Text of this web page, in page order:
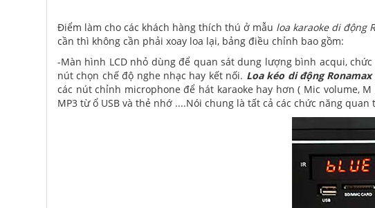
Điểm làm cho các khách hàng thích thú ở mẫu loa karaoke di động
cần thì không cần phải xoay loa lại, bảng điều chỉnh bao gồm:
-Màn hình LCD nhỏ dùng để quan sát dung lượng bình acqui,
nút chọn chế độ nghe nhạc hay kết nối. Loa kéo di động Ronamax
các nút chỉnh microphone để hát karaoke hay hơn ( Mic volume,
MP3 từ ổ USB và thẻ nhớ ....Nói chung là tất cả các chức năng